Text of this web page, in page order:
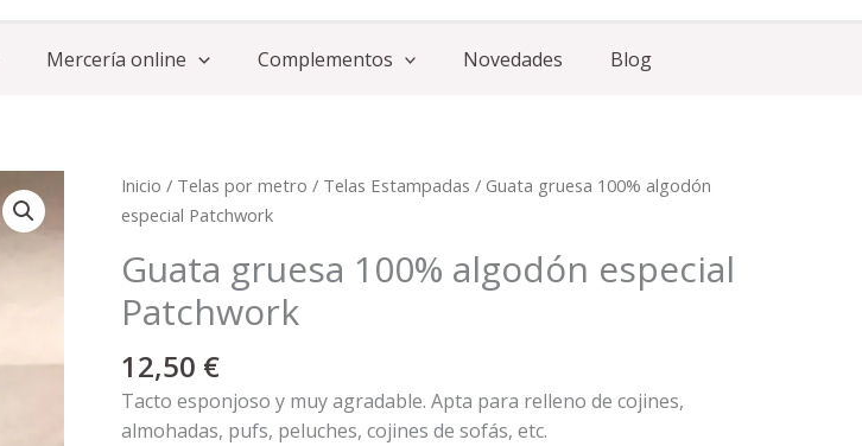
Mercería online Complementos Novedades Blog
Inicio / Telas por metro / Telas Estampadas / Guata gruesa 100% algodón
especial Patchwork
Guata gruesa 100% algodón especial
Patchwork
12,50 €
Tacto esponjoso y muy agradable. Apta para relleno de cojines,
almohadas, pufs, peluches, cojines de sofás, etc.
Guata
gruesa
algodón
especial
Patchwork
cantidad